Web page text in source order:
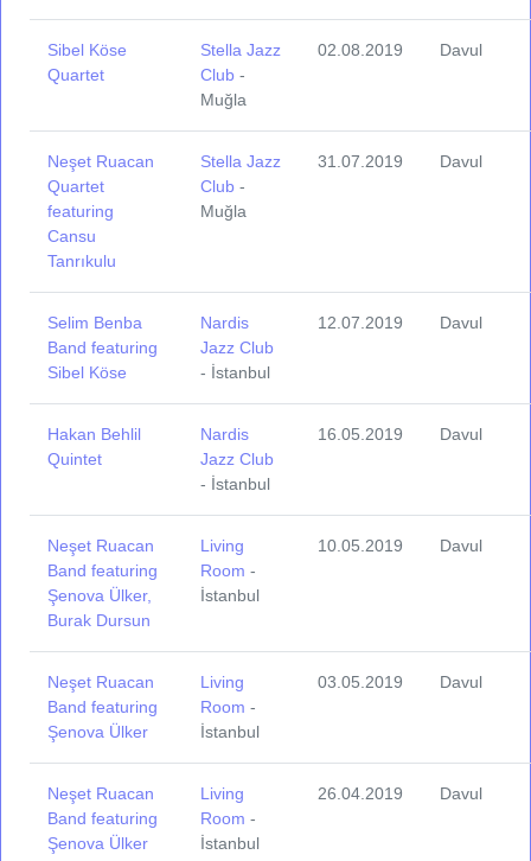
Sibel Köse
Quartet
Stella Jazz
Club -
Muğla
02.08.2019 Davul
Neşet Ruacan
Quartet
featuring
Cansu
Tanrıkulu
Stella Jazz
Club -
Muğla
31.07.2019 Davul
Selim Benba
Band featuring
Sibel Köse
Nardis
Jazz Club
- İstanbul
12.07.2019 Davul
Hakan Behlil
Quintet
Nardis
Jazz Club
- İstanbul
16.05.2019 Davul
Neşet Ruacan
Band featuring
Şenova Ülker,
Burak Dursun
Living
Room -
İstanbul
10.05.2019 Davul
Neşet Ruacan
Band featuring
Şenova Ülker
Living
Room -
İstanbul
03.05.2019 Davul
Neşet Ruacan
Band featuring
Şenova Ülker
Living
Room -
İstanbul
26.04.2019 Davul